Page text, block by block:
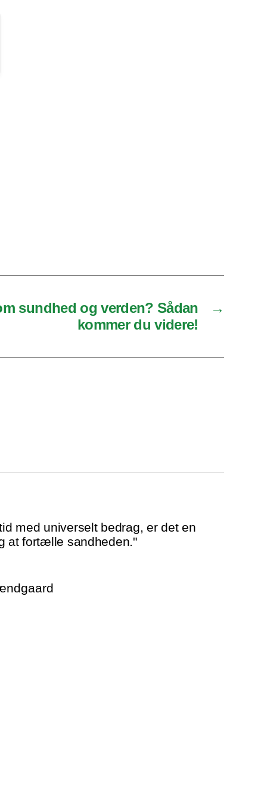
→
sundhed og verden? Sådan
kommer du videre!
med universelt bedrag, er det en
at fortælle sandheden."